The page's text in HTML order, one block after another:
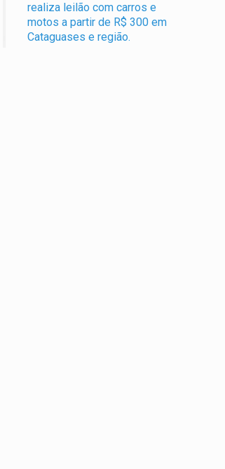
realiza leilão com carros e
motos a partir de R$ 300 em
Cataguases e região.